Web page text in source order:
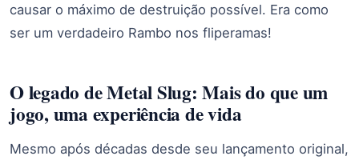
causar o máximo de destruição possível. Era como
ser um verdadeiro Rambo nos fliperamas!
O legado de Metal Slug: Mais do que um
jogo, uma experiência de vida
Mesmo após décadas desde seu lançamento original,